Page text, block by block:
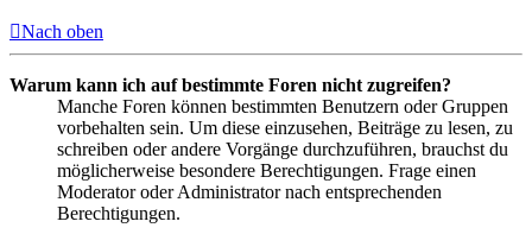
Nach oben
Warum kann ich auf bestimmte Foren nicht zugreifen?
Manche Foren können bestimmten Benutzern oder Gruppen
vorbehalten sein. Um diese einzusehen, Beiträge zu lesen, zu
schreiben oder andere Vorgänge durchzuführen, brauchst du
möglicherweise besondere Berechtigungen. Frage einen
Moderator oder Administrator nach entsprechenden
Berechtigungen.